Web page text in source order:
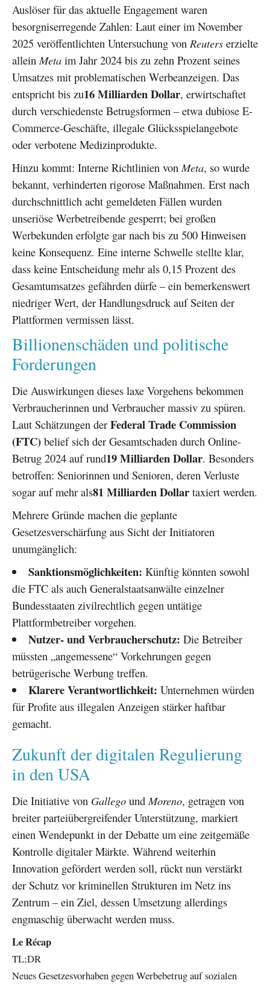
Auslöser für das aktuelle Engagement waren
besorgniserregende Zahlen: Laut einer im November
2025 veröffentlichten Untersuchung von Reuters erzielte
allein Meta im Jahr 2024 bis zu zehn Prozent seines
Umsatzes mit problematischen Werbeanzeigen. Das
entspricht bis zu16 Milliarden Dollar, erwirtschaftet
durch verschiedenste Betrugsformen – etwa dubiose E-
Commerce-Geschäfte, illegale Glücksspielangebote
oder verbotene Medizinprodukte.
Hinzu kommt: Interne Richtlinien von Meta, so wurde
bekannt, verhinderten rigorose Maßnahmen. Erst nach
durchschnittlich acht gemeldeten Fällen wurden
unseriöse Werbetreibende gesperrt; bei großen
Werbekunden erfolgte gar nach bis zu 500 Hinweisen
keine Konsequenz. Eine interne Schwelle stellte klar,
dass keine Entscheidung mehr als 0,15 Prozent des
Gesamtumsatzes gefährden dürfe – ein bemerkenswert
niedriger Wert, der Handlungsdruck auf Seiten der
Plattformen vermissen lässt.
Billionenschäden und politische
Forderungen
Die Auswirkungen dieses laxe Vorgehens bekommen
Verbraucherinnen und Verbraucher massiv zu spüren.
Laut Schätzungen der Federal Trade Commission
(FTC) belief sich der Gesamtschaden durch Online-
Betrug 2024 auf rund19 Milliarden Dollar. Besonders
betroffen: Seniorinnen und Senioren, deren Verluste
sogar auf mehr als81 Milliarden Dollar taxiert werden.
Mehrere Gründe machen die geplante
Gesetzesverschärfung aus Sicht der Initiatoren
unumgänglich:
Sanktionsmöglichkeiten: Künftig könnten sowohl
die FTC als auch Generalstaatsanwälte einzelner
Bundesstaaten zivilrechtlich gegen untätige
Plattformbetreiber vorgehen.
Nutzer- und Verbraucherschutz: Die Betreiber
müssten „angemessene“ Vorkehrungen gegen
betrügerische Werbung treffen.
Klarere Verantwortlichkeit: Unternehmen würden
für Profite aus illegalen Anzeigen stärker haftbar
gemacht.
Zukunft der digitalen Regulierung
in den USA
Die Initiative von Gallego und Moreno, getragen von
breiter parteiübergreifender Unterstützung, markiert
einen Wendepunkt in der Debatte um eine zeitgemäße
Kontrolle digitaler Märkte. Während weiterhin
Innovation gefördert werden soll, rückt nun verstärkt
der Schutz vor kriminellen Strukturen im Netz ins
Zentrum – ein Ziel, dessen Umsetzung allerdings
engmaschig überwacht werden muss.
Le Récap
TL;DR
Neues Gesetzesvorhaben gegen Werbebetrug auf sozialen